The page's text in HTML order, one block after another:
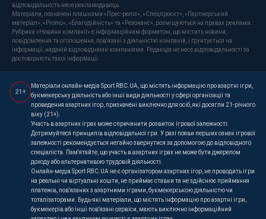
відповідальність несе рекламодавець.
Матеріали, позначені плашками «Прес-реліз», «Спецпроєкт», «Партнерський
матеріал», «Promo», «Благодійність» та «Резонанс», розміщуються на правах реклами.
Рубрика «Новини компанії» є інформаційним форматом, що містить новини,
повідомлення та оголошення, пов'язані з діяльністю компаній, і ґрунтується на
інформації, наданій відповідними компаніями. Редакція не несе відповідальності за
достовірність такої інформації.
21+
Матеріали онлайн-медіа Sport RBC.UA, що містять інформацію про азартні ігри,
букмекерську діяльність або інші види діяльності у сфері організації та
проведення азартних ігор, призначені виключно для осіб, які досягли 21-річного
віку (21+).
Участь в азартних іграх може спричинити розвиток ігрової залежності.
Дотримуйтеся принципів відповідальної гри. У разі появи перших ознак ігрової
залежності рекомендується негайно звернутися за допомогою до відповідного
спеціаліста. Пам'ятайте, що участь в азартних іграх не може бути джерелом
доходу або альтернативою трудовій діяльності.
Онлайн-медіа Sport RBC.UA не є організатором азартних ігор, не проводить ігри
на реальні чи віртуальні кошти, не приймає ставки та не здійснює приймання
платежів, пов'язаних з азартними іграми, букмекерською діяльністю чи
тоталізаторами. Будь-які матеріали, що містять інформацію про азартні ігри,
букмекерів або інші пов'язані сервіси, мають виключно інформаційний